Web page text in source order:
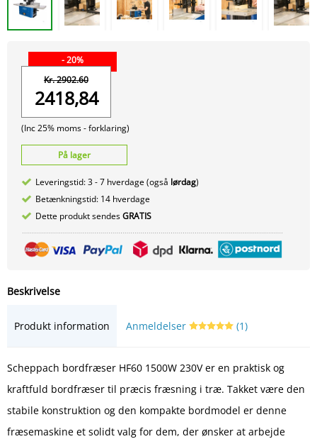
- 20%
Kr. 2902.60
2418,84
(Inc 25% moms -forklaring)
På lager
Leveringstid: 3 - 7 hverdage (også lørdag)
Betænkningstid: 14 hverdage
Dette produkt sendesGRATIS
Beskrivelse
Produkt information Anmeldelser (1)
Scheppach bordfræser HF60 1500W 230V er en praktisk og
kraftfuld bordfræser til præcis fræsning i træ. Takket være den
stabile konstruktion og den kompakte bordmodel er denne
fræsemaskine et solidt valg for dem, der ønsker at arbejde